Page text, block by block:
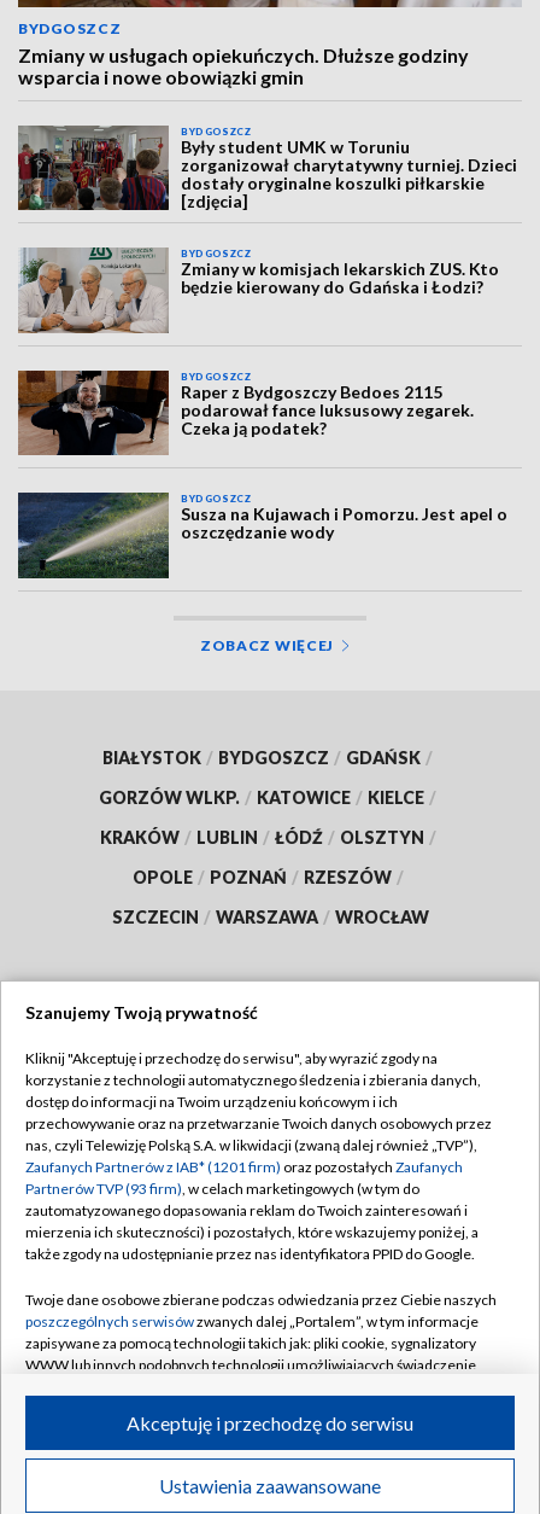
BYDGOSZCZ
Zmiany w usługach opiekuńczych. Dłuższe godziny
wsparcia i nowe obowiązki gmin
BYDGOSZCZ
Były student UMK w Toruniu
zorganizował charytatywny turniej. Dzieci
dostały oryginalne koszulki piłkarskie
[zdjęcia]
BYDGOSZCZ
Zmiany w komisjach lekarskich ZUS. Kto
będzie kierowany do Gdańska i Łodzi?
BYDGOSZCZ
Raper z Bydgoszczy Bedoes 2115
podarował fance luksusowy zegarek.
Czeka ją podatek?
BYDGOSZCZ
Susza na Kujawach i Pomorzu. Jest apel o
oszczędzanie wody
ZOBACZ WIĘCEJ
BIAŁYSTOK / BYDGOSZCZ / GDAŃSK /
GORZÓW WLKP. / KATOWICE / KIELCE /
KRAKÓW / LUBLIN / ŁÓDŹ / OLSZTYN /
OPOLE / POZNAŃ / RZESZÓW /
SZCZECIN / WARSZAWA / WROCŁAW
TVP
Abonament TVP
Emisja w TVP
Centrum informacji TVP
Naziemna Telewizja Cyfrowa
Rada Programowa
System NOS
Informacje o nadawcy
Program dla prasy
Regulamin TVP
Polityka prywatności
Moje zgody
Pomoc
Kontakt
Kanały
©2026 Telewizja Polska S.A. w likwidacji
Szanujemy Twoją prywatność
Kliknij "Akceptuję i przechodzę do serwisu", aby wyrazić zgody na
korzystanie z technologii automatycznego śledzenia i zbierania danych,
dostęp do informacji na Twoim urządzeniu końcowym i ich
przechowywanie oraz na przetwarzanie Twoich danych osobowych przez
nas, czyli Telewizję Polską S.A. w likwidacji (zwaną dalej również „TVP”),
Zaufanych Partnerów z IAB* (1201 firm) oraz pozostałych Zaufanych
Partnerów TVP (93 firm), w celach marketingowych (w tym do
zautomatyzowanego dopasowania reklam do Twoich zainteresowań i
mierzenia ich skuteczności) i pozostałych, które wskazujemy poniżej, a
także zgody na udostępnianie przez nas identyfikatora PPID do Google.
Twoje dane osobowe zbierane podczas odwiedzania przez Ciebie naszych
poszczególnych serwisówzwanych dalej „Portalem”, w tym informacje
zapisywane za pomocą technologii takich jak: pliki cookie, sygnalizatory
WWW lub innych podobnych technologii umożliwiających świadczenie
ruchu w Internecie.
Twoje dane osobowe zbierane podczas odwiedzania przez Ciebie
poszczególnych serwisówna Portalu, takie jak adresy IP, identyfikatory
Ustawienia zaawansowane
Akceptuję i przechodzę do serwisu